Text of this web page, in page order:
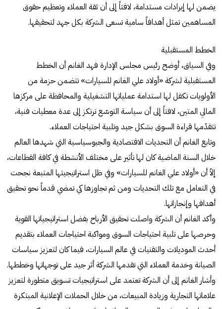
يضمن لها إيرادات مستدامة، لافتاً إلى أن ثقة العملاء وتعظيم حقوق
المساهمين تمثل أهدافاً سامية تسعى الشركة بكل جهد لتحقيقها.
الخطط المستقبلية
وفي السياق، أوضح رئيس مجلس الإدارة فهد الغانم أن الخطط
المستقبلية لشركة «أولاد علي الغانم للسيارات» تتضمن حزمة من
الأولويات تكفل لها استدامة عملياتها التشغيلية والمحافظة على مركزها
المالي المتين، لافتاً إلى أن سياسة التوسّع ترتكز إلى عدة معطيات فنية،
تتقدّمها قراءة السوق بشكل جيد وتلبية احتياجات العملاء.
وتابع الغانم أن التحديات الاقتصادية والجيوسياسية التي شهدها العالم
خلال السنة الماضية كان لها تأثير على مختلف الأنشطة في كافة القطاعات،
إلاّ أن «أولاد علي الغانم للسيارات» وفي ظل استراتيجيتها المتبعة نجحت
في التعامل مع تلك التحديات ومن ثم تجاوزها كي تمضي قدماً نحو تحقيق
أهدافها وإنجازاتها.
وأكد الغانم أن الشركة واصلت تحقيق الأرباح بفضل استراتيجياتها القوية
وحرصها على تلبية احتياجات السوق ومواكبة احتياجات العملاء بتقديم
أحدث الموديلات والتقنيات في عالم السيارات، فيما كان لتعزيز سياسات
الصيانة وخدمة العملاء التي تقدمها الشركة أثر جيد على توجهاتها وخططها.
وأشار الغانم إلى أن الشركة تعتمد على استراتيجيات تسويق متطورة لتعزيز
علاماتها التجارية وزيادة المبيعات، من خلال الحملات الإعلانية المبتكرة